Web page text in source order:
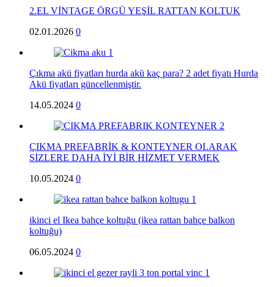
2.EL VİNTAGE ÖRGÜ YEŞİL RATTAN KOLTUK
02.01.2026 0
Çıkma akü fiyatları hurda akü kaç para? 2 adet fiyatı Hurda
Akü fiyatları güncellenmiştir.
14.05.2024 0
ÇIKMA PREFABRİK & KONTEYNER OLARAK
SİZLERE DAHA İYİ BİR HİZMET VERMEK
10.05.2024 0
ikinci el Ikea bahçe koltuğu (ikea rattan bahçe balkon
koltuğu)
06.05.2024 0